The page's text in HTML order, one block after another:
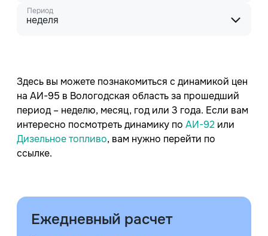
Период
неделя
Здесь вы можете познакомиться с динамикой цен
на АИ-95 в Вологодская область за прошедший
период – неделю, месяц, год или 3 года. Если вам
интересно посмотреть динамику по АИ-92 или
Дизельное топливо, вам нужно перейти по
ссылке.
Ежедневный расчет